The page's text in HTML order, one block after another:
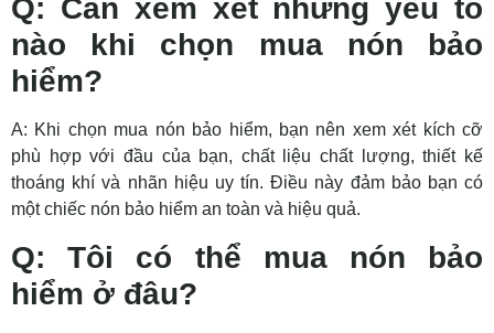
Q: Cần xem xét những yếu tố
nào khi chọn mua nón bảo
hiểm?
A: Khi chọn mua nón bảo hiểm, bạn nên xem xét kích cỡ
phù hợp với đầu của bạn, chất liệu chất lượng, thiết kế
thoáng khí và nhãn hiệu uy tín. Điều này đảm bảo bạn có
một chiếc nón bảo hiểm an toàn và hiệu quả.
Q: Tôi có thể mua nón bảo
hiểm ở đâu?